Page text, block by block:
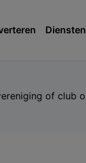
Diensten
of club